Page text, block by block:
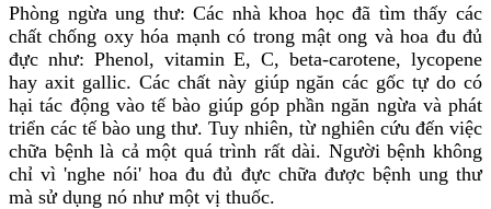
Phòng ngừa ung thư: Các nhà khoa học đã tìm thấy các
chất chống oxy hóa mạnh có trong mật ong và hoa đu đủ
đực như: Phenol, vitamin E, C, beta-carotene, lycopene
hay axit gallic. Các chất này giúp ngăn các gốc tự do có
hại tác động vào tế bào giúp góp phần ngăn ngừa và phát
triển các tế bào ung thư. Tuy nhiên, từ nghiên cứu đến việc
chữa bệnh là cả một quá trình rất dài. Người bệnh không
chỉ vì 'nghe nói' hoa đu đủ đực chữa được bệnh ung thư
mà sử dụng nó như một vị thuốc.